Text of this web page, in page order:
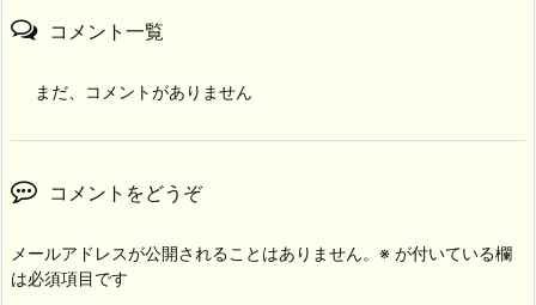
コメント一覧
まだ、コメントがありません
コメントをどうぞ
メールアドレスが公開されることはありません。 ※ が付いている欄
は必須項目です